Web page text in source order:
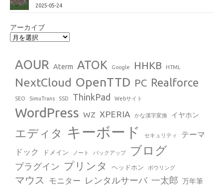
2025-05-24
アーカイブ
AOUR Aterm ATOK Google HHKB HTML
NextCloud OpenTTD PC Realforce
SEO SimuTrans SSD ThinkPad Webサイト
WordPress WZ XPERIA かな漢字変換 イヤホン
エディタ キーボード セキュリティ
テーマ
ドック
ドメイン ノート バックアップ ブログ
プラグイン プリンタ ヘッドホン ボウリング
マウス モニター レンタルサーバ 一太郎 万年筆